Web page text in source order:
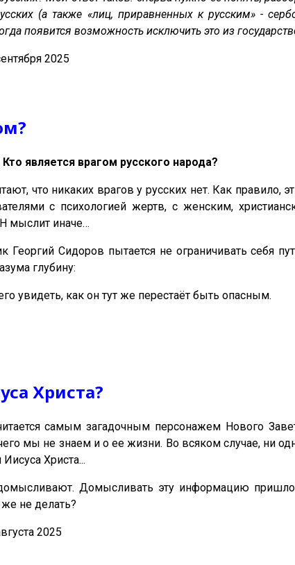
(а также «лиц, приравненных к русским» -
появится возможность исключить это из
2025
является врагом русского народа?
что никаких врагов у русских нет. Как
с психологией жертв, с женским,
мыслит иначе…
Георгий Сидоров пытается не ограничивать себя
глубину:
увидеть, как он тут же перестаёт быть опасным.
Христа?
самым загадочным персонажем Нового
мы не знаем и о ее жизни. Во всяком случае, ни
Христа...
Домысливать эту информацию
не делать?
2025